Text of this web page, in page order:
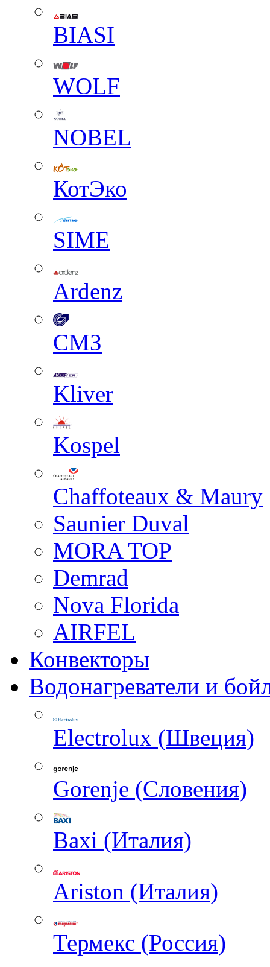
BIASI
WOLF
NOBEL
КотЭко
SIME
Ardenz
СМЗ
Kliver
Kospel
Chaffoteaux & Maury
Saunier Duval
MORA TOP
Demrad
Nova Florida
AIRFEL
Конвекторы
Водонагреватели и
Electrolux (Швеция)
Gorenje (Словения)
Baxi (Италия)
Ariston (Италия)
Термекс (Россия)